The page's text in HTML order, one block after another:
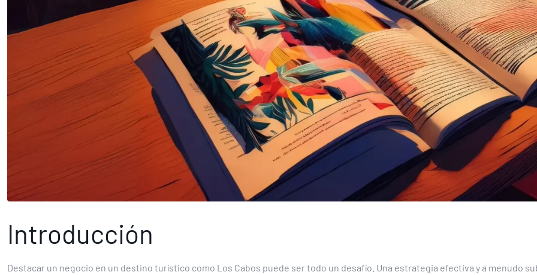
Introducción
Destacar un negocio en un destino turístico como Los Cabos puede ser todo un desafío. Una estrategia efectiva y a menudo